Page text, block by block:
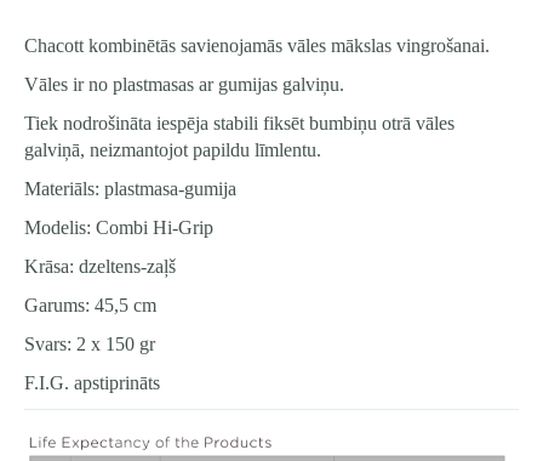
Chacott kombinētās savienojamās vāles mākslas vingrošanai.
Vāles ir no plastmasas ar gumijas galviņu.
Tiek nodrošināta iespēja stabili fiksēt bumbiņu otrā vāles
galviņā, neizmantojot papildu līmlentu.
Materiāls: plastmasa-gumija
Modelis: Combi Hi-Grip
Krāsa: dzeltens-zaļš
Garums: 45,5 cm
Svars: 2 x 150 gr
F.I.G. apstiprināts